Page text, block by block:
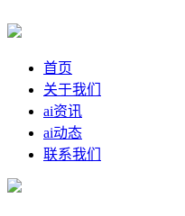
首页
关于我们
ai资讯
ai动态
联系我们